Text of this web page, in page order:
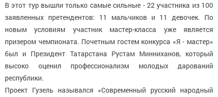
В этот тур вышли только самые сильные - 22 участника из 100
заявленных претендентов: 11 мальчиков и 11 девочек. По
новым условиям участник мастер-класса уже является
призером чемпионата. Почетным гостем конкурса «Я - мастер»
был и Президент Татарстана Рустам Минниханов, который
высоко оценил профессионализм молодых дарований
республики.
Проект Гузель назывался «Современный русский народный